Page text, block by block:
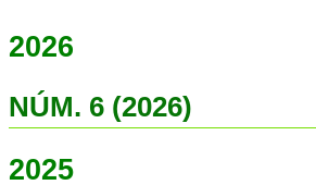
2026
NÚM. 6 (2026)
2025